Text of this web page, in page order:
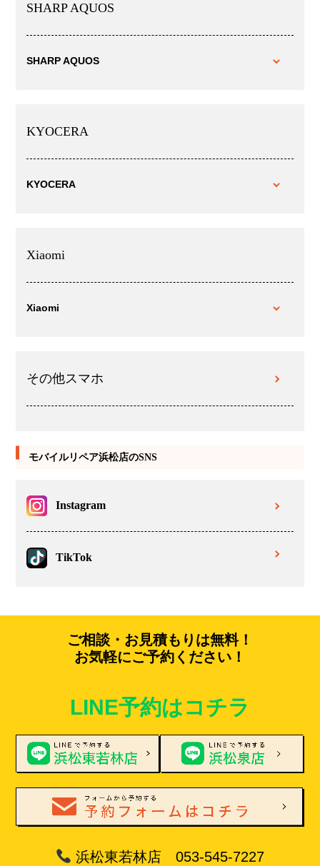
SHARP AQUOS
SHARP AQUOS
KYOCERA
KYOCERA
Xiaomi
Xiaomi
その他スマホ
モバイルリペア浜松店のSNS
Instagram
TikTok
ご相談・お見積もりは無料！
お気軽にご予約ください！
LINE予約はコチラ
浜松東若林店 053-545-7227